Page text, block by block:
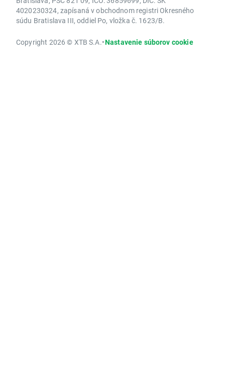
4020230324, zapísaná v obchodnom registri Okresného
súdu Bratislava III, oddiel Po, vložka č. 1623/B.
Copyright 2026 © XTB S.A.•Nastavenie súborov cookie